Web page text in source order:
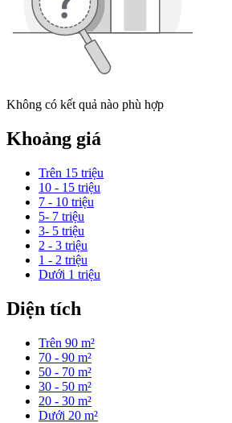
Không có kết quả nào phù hợp
Khoảng giá
Trên 15 triệu
10 - 15 triệu
7 - 10 triệu
5- 7 triệu
3- 5 triệu
2 - 3 triệu
1 - 2 triệu
Dưới 1 triệu
Diện tích
Trên 90 m²
70 - 90 m²
50 - 70 m²
30 - 50 m²
20 - 30 m²
Dưới 20 m²